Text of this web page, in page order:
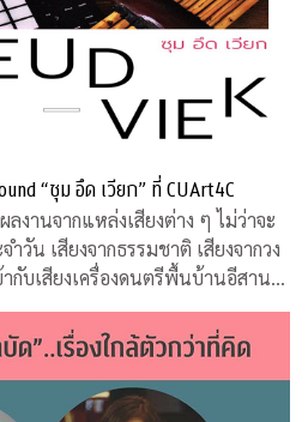
“ซุม อึด เวียก” ที่ CUArt4C
งานจากแหล่งเสียงต่าง ๆ ไม่ว่าจะ
วัน เสียงจากธรรมชาติ เสียงจากวง
กับเสียงเครื่องดนตรีพื้นบ้านอีสานที่
คนิคทางด้านดิจิทัล